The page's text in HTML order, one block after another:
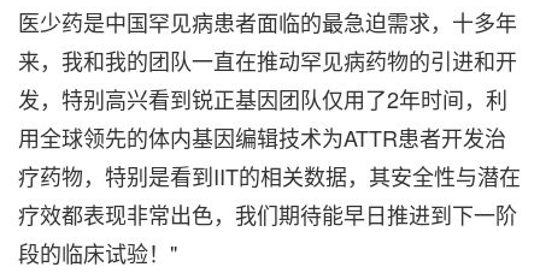
医少药是中国罕见病患者面临的最急迫需求，十多年
来，我和我的团队一直在推动罕见病药物的引进和开
发，特别高兴看到锐正基因团队仅用了2年时间，利
用全球领先的体内基因编辑技术为ATTR患者开发治
疗药物，特别是看到IIT的相关数据，其安全性与潜在
疗效都表现非常出色，我们期待能早日推进到下一阶
段的临床试验！"